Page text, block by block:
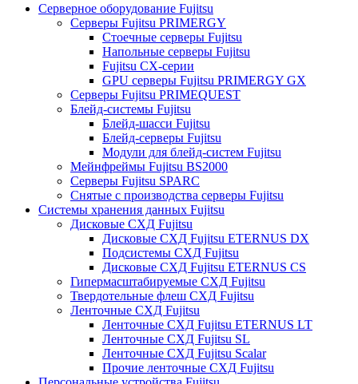
Серверное оборудование Fujitsu
Серверы Fujitsu PRIMERGY
Стоечные серверы Fujitsu
Напольные серверы Fujitsu
Fujitsu CX-серии
GPU серверы Fujitsu PRIMERGY GX
Серверы Fujitsu PRIMEQUEST
Блейд-системы Fujitsu
Блейд-шасси Fujitsu
Блейд-серверы Fujitsu
Модули для блейд-систем Fujitsu
Мейнфреймы Fujitsu BS2000
Серверы Fujitsu SPARC
Снятые с производства серверы Fujitsu
Системы хранения данных Fujitsu
Дисковые СХД Fujitsu
Дисковые СХД Fujitsu ETERNUS DX
Подсистемы СХД Fujitsu
Дисковые СХД Fujitsu ETERNUS CS
Гипермасштабируемые СХД Fujitsu
Твердотельные флеш СХД Fujitsu
Ленточные СХД Fujitsu
Ленточные СХД Fujitsu ETERNUS LT
Ленточные СХД Fujitsu SL
Ленточные СХД Fujitsu Scalar
Прочие ленточные СХД Fujitsu